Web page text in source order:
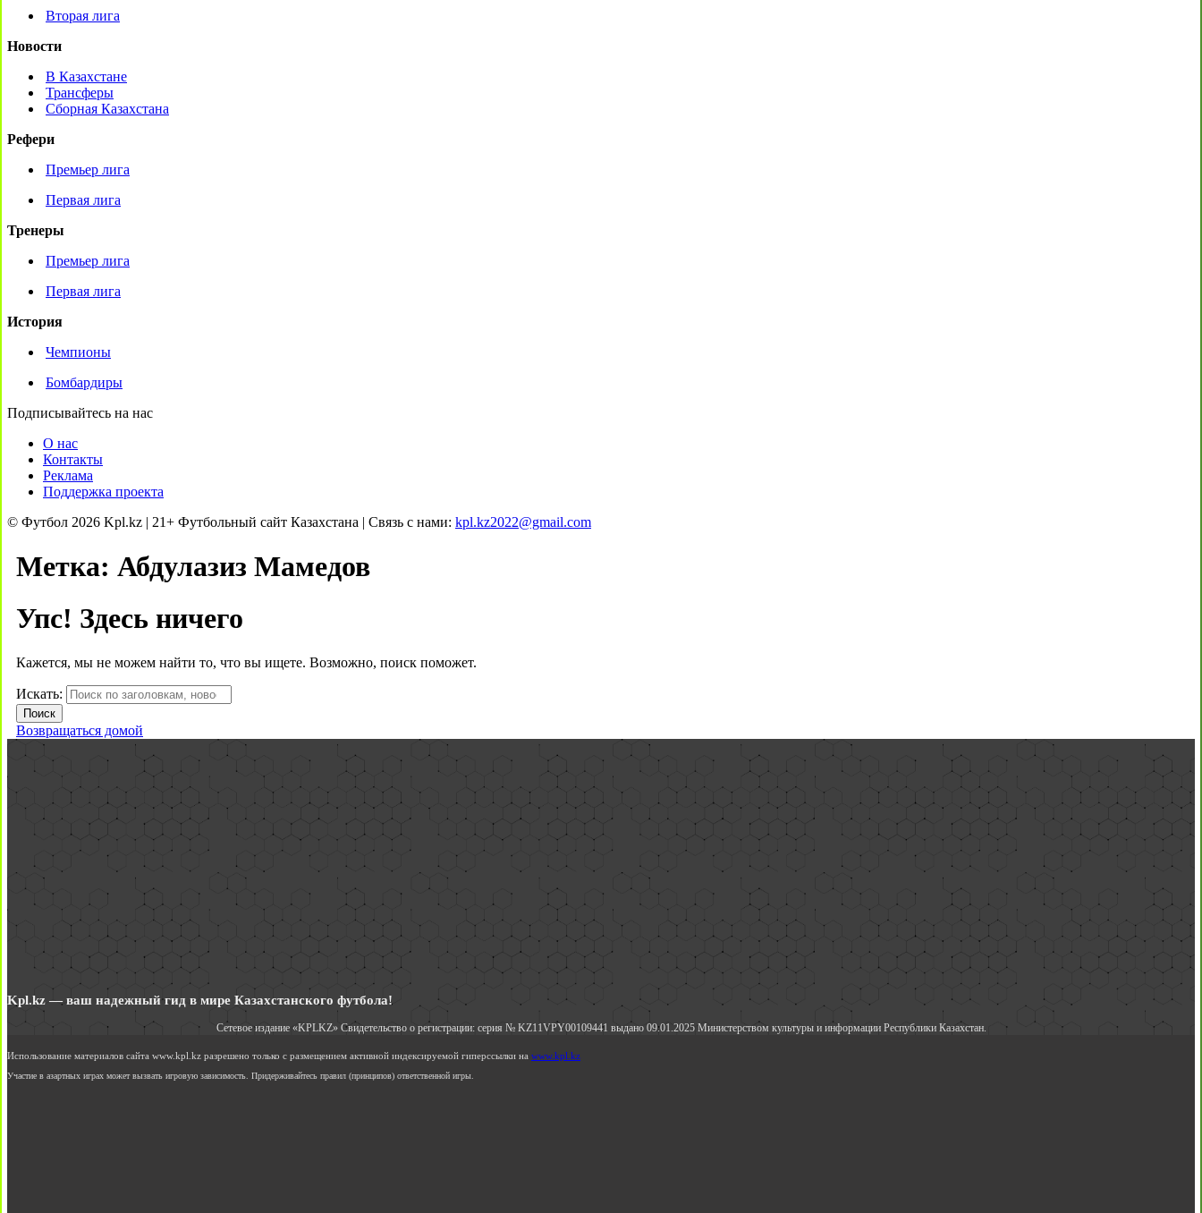
Вторая лига
Новости
В Казахстане
Трансферы
Сборная Казахстана
Рефери
Премьер лига
Первая лига
Тренеры
Премьер лига
Первая лига
История
Чемпионы
Бомбардиры
Подписывайтесь на нас
О нас
Контакты
Реклама
Поддержка проекта
© Футбол 2026 Kpl.kz | 21+ Футбольный сайт Казахстана | Связь с нами: kpl.kz2022@gmail.com
Метка: Абдулазиз Мамедов
Упс! Здесь ничего
Кажется, мы не можем найти то, что вы ищете. Возможно, поиск поможет.
Искать:
Возвращаться домой
Kpl.kz — ваш надежный гид в мире Казахстанского футбола!
Сетевое издание «KPLKZ» Свидетельство о регистрации: серия № KZ11VPY00109441 выдано 09.01.2025 Министерством культуры и информации Республики Казахстан.
Использование материалов сайта www.kpl.kz разрешено только с размещением активной индексируемой гиперссылки на www.kpl.kz
Участие в азартных играх может вызвать игровую зависимость. Придерживайтесь правил (принципов) ответственной игры.